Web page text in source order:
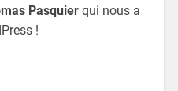
Pasquierqui nous a
!